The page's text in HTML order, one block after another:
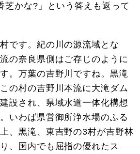
芝かな?」という答えも返って
です。紀の川の源流域とな
の奈良県側はご存じのように
。万葉の吉野川ですね。黒滝
の村の吉野川本流に大滝ダム
設され、県域水道一体化構想
いわば県営御所浄水場のふる
、黒滝、東吉野の3村が吉野林
、国内でも屈指の優れたス